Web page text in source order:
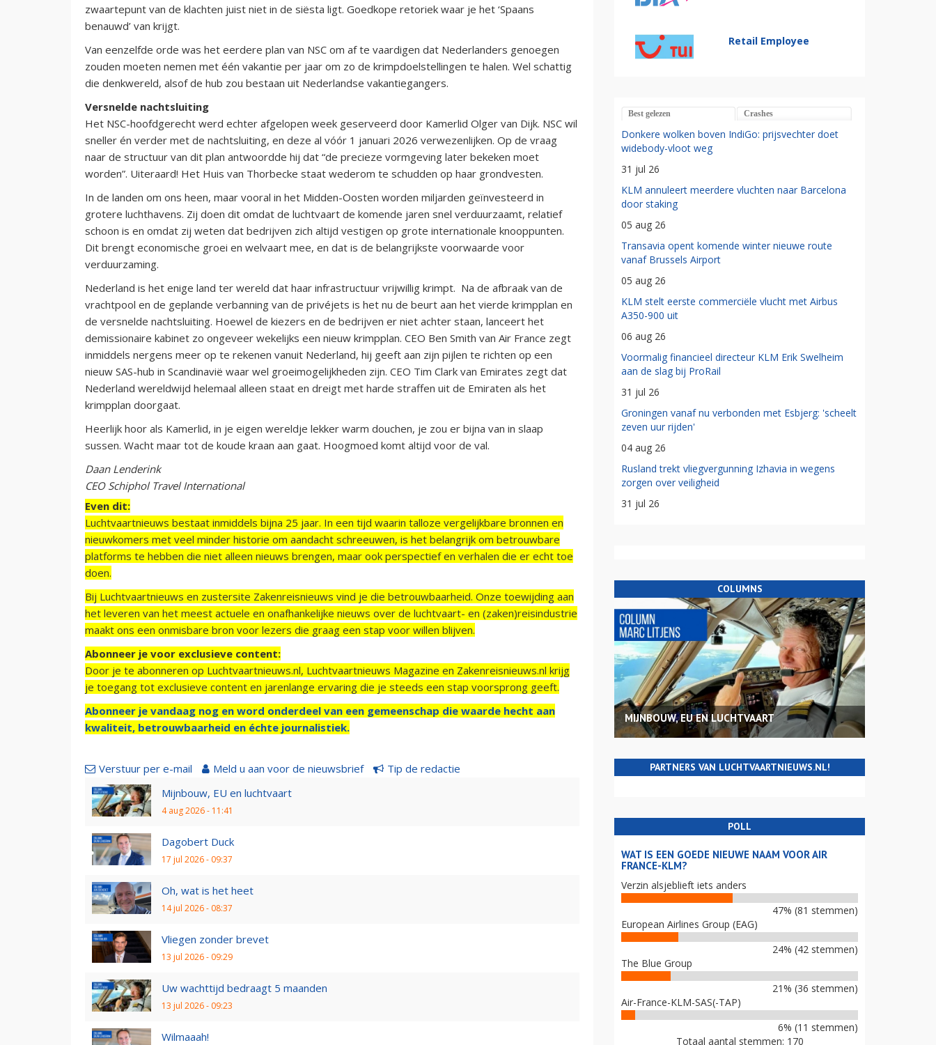
zwaartepunt van de klachten juist niet in de siësta ligt. Goedkope retoriek waar je het ‘Spaans
benauwd’ van krijgt.
Van eenzelfde orde was het eerdere plan van NSC om af te vaardigen dat Nederlanders genoegen
zouden moeten nemen met één vakantie per jaar om zo de krimpdoelstellingen te halen. Wel schattig
die denkwereld, alsof de hub zou bestaan uit Nederlandse vakantiegangers.
Versnelde nachtsluiting
Het NSC-hoofdgerecht werd echter afgelopen week geserveerd door Kamerlid Olger van Dijk. NSC wil
sneller én verder met de nachtsluiting, en deze al vóór 1 januari 2026 verwezenlijken. Op de vraag
naar de structuur van dit plan antwoordde hij dat “de precieze vormgeving later bekeken moet
worden”. Uiteraard! Het Huis van Thorbecke staat wederom te schudden op haar grondvesten.
In de landen om ons heen, maar vooral in het Midden-Oosten worden miljarden geïnvesteerd in
grotere luchthavens. Zij doen dit omdat de luchtvaart de komende jaren snel verduurzaamt, relatief
schoon is en omdat zij weten dat bedrijven zich altijd vestigen op grote internationale knooppunten.
Dit brengt economische groei en welvaart mee, en dat is de belangrijkste voorwaarde voor
verduurzaming.
Nederland is het enige land ter wereld dat haar infrastructuur vrijwillig krimpt. Na de afbraak van de
vrachtpool en de geplande verbanning van de privéjets is het nu de beurt aan het vierde krimpplan en
de versnelde nachtsluiting. Hoewel de kiezers en de bedrijven er niet achter staan, lanceert het
demissionaire kabinet zo ongeveer wekelijks een nieuw krimpplan. CEO Ben Smith van Air France zegt
inmiddels nergens meer op te rekenen vanuit Nederland, hij geeft aan zijn pijlen te richten op een
nieuw SAS-hub in Scandinavië waar wel groeimogelijkheden zijn. CEO Tim Clark van Emirates zegt dat
Nederland wereldwijd helemaal alleen staat en dreigt met harde straffen uit de Emiraten als het
krimpplan doorgaat.
Heerlijk hoor als Kamerlid, in je eigen wereldje lekker warm douchen, je zou er bijna van in slaap
sussen. Wacht maar tot de koude kraan aan gaat. Hoogmoed komt altijd voor de val.
Daan Lenderink
CEO Schiphol Travel International
Even dit:
Luchtvaartnieuws bestaat inmiddels bijna 25 jaar. In een tijd waarin talloze vergelijkbare bronnen en
nieuwkomers met veel minder historie om aandacht schreeuwen, is het belangrijk om betrouwbare
platforms te hebben die niet alleen nieuws brengen, maar ook perspectief en verhalen die er echt toe
doen.
Bij Luchtvaartnieuws en zustersite Zakenreisnieuws vind je die betrouwbaarheid. Onze toewijding aan
het leveren van het meest actuele en onafhankelijke nieuws over de luchtvaart- en (zaken)reisindustrie
maakt ons een onmisbare bron voor lezers die graag een stap voor willen blijven.
Abonneer je voor exclusieve content:
Door je te abonneren op Luchtvaartnieuws.nl, Luchtvaartnieuws Magazine en Zakenreisnieuws.nl krijg
je toegang tot exclusieve content en jarenlange ervaring die je steeds een stap voorsprong geeft.
Abonneer je vandaag nog en word onderdeel van een gemeenschap die waarde hecht aan
kwaliteit, betrouwbaarheid en échte journalistiek.
Verstuur per e-mail Meld u aan voor de nieuwsbrief
Tip de redactie
Mijnbouw, EU en luchtvaart
4 aug 2026 - 11:41
Dagobert Duck
17 jul 2026 - 09:37
Oh, wat is het heet
14 jul 2026 - 08:37
Vliegen zonder brevet
13 jul 2026 - 09:29
Uw wachttijd bedraagt 5 maanden
13 jul 2026 - 09:23
Wilmaaah!
Retail Employee
Best gelezen Crashes
Donkere wolken boven IndiGo: prijsvechter doet
widebody-vloot weg
31 jul 26
KLM annuleert meerdere vluchten naar Barcelona
door staking
05 aug 26
Transavia opent komende winter nieuwe route
vanaf Brussels Airport
05 aug 26
KLM stelt eerste commerciële vlucht met Airbus
A350-900 uit
06 aug 26
Voormalig financieel directeur KLM Erik Swelheim
aan de slag bij ProRail
31 jul 26
Groningen vanaf nu verbonden met Esbjerg: 'scheelt
zeven uur rijden'
04 aug 26
Rusland trekt vliegvergunning Izhavia in wegens
zorgen over veiligheid
31 jul 26
COLUMNS
MIJNBOUW, EU EN LUCHTVAART
PARTNERS VAN LUCHTVAARTNIEUWS.NL!
POLL
WAT IS EEN GOEDE NIEUWE NAAM VOOR AIR
FRANCE-KLM?
Verzin alsjeblieft iets anders
47% (81 stemmen)
European Airlines Group (EAG)
24% (42 stemmen)
The Blue Group
21% (36 stemmen)
Air-France-KLM-SAS(-TAP)
6% (11 stemmen)
Totaal aantal stemmen: 170